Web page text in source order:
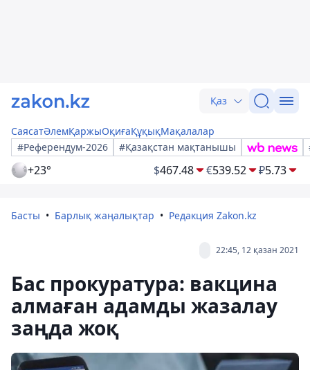
Қаз
СаясатӘлемҚаржыОқиғаҚұқықМақалалар
#Референдум-2026
#Қазақстан мақтанышы
+23° $467.48 €539.52 ₽5.73
Басты Барлық жаңалықтар Редакция Zakon.kz
22:45, 12 қазан 2021
Бас прокуратура: вакцина
алмаған адамды жазалау
заңда жоқ